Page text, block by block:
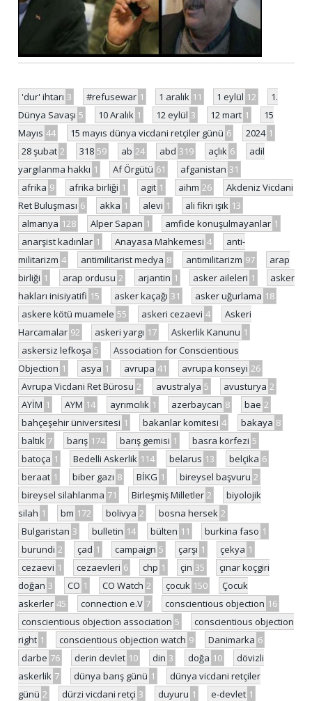
'dur' ihtarı 3 #refusewar 1 1 aralık 11 1 eylül 12
1.
Dünya Savaşı 5 10 Aralık 1 12 eylül 3 12 mart 1
15
Mayıs 44 15 mayıs dünya vicdani retçiler günü 6 2024 1
28 şubat 2 318 59 ab 24 abd 319 açlık 6
adil
yargılanma hakkı 1 Af Örgütü 61 afganistan 31
afrika 9 afrika birliği 1 agit 1 aihm 26
Akdeniz Vicdani
Ret Buluşması 6 akka 1 alevi 1 ali fikri ışık 13
almanya 128 Alper Sapan 1 amfide konuşulmayanlar 1
anarşist kadınlar 1 Anayasa Mahkemesi 4
anti-
militarizm 4 antimilitarist medya 8 antimilitarizm 97
arap
birliği 1 arap ordusu 2 arjantin 1 asker aileleri 1
asker
hakları inisiyatifi 15 asker kaçağı 31 asker uğurlama 18
askere kötü muamele 55 askeri cezaevi 4
Askeri
Harcamalar 92 askeri yargı 17 Askerlik Kanunu 1
askersiz lefkoşa 5
Association for Conscientious
Objection 1 asya 1 avrupa 41 avrupa konseyi 26
Avrupa Vicdani Ret Bürosu 2 avustralya 5 avusturya 2
AYİM 1 AYM 14 ayrımcılık 1 azerbaycan 8 bae 2
bahçeşehir üniversitesi 1 bakanlar komitesi 4 bakaya 8
baltık 7 barış 174 barış gemisi 1 basra körfezi 5
batoça 1 Bedelli Askerlik 114 belarus 13 belçika 6
beraat 1 biber gazı 8 BİKG 1 bireysel başvuru 2
bireysel silahlanma 71 Birleşmiş Milletler 2
biyolojik
silah 1 bm 172 bolivya 2 bosna hersek 2
Bulgaristan 3 bulletin 14 bülten 11 burkina faso 1
burundi 2 çad 1 campaign 5 çarşı 1 çekya 1
cezaevi 1 cezaevleri 6 chp 1 çin 35
çınar koçgiri
doğan 3 CO 1 CO Watch 2 çocuk 150
Çocuk
askerler 45 connection e.V 7 conscientious objection 16
conscientious objection association 5
conscientious objection
right 1 conscientious objection watch 9 Danimarka 6
darbe 76 derin devlet 10 din 3 doğa 10
dövizli
askerlik 7 dünya barış günü 1
dünya vicdani retçiler
günü 2 dürzi vicdani retçi 3 duyuru 1 e-devlet 1